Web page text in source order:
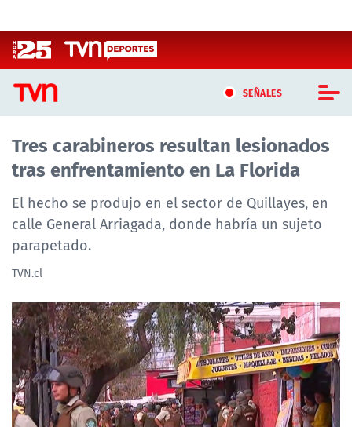
SEÑALES
CASTING MASTERCHEF CHILE
CASTING TVN VERTICAL
TVN VERTICAL
TVN PLAY
TELESERIES
NTV
ACTUALIDAD Y TENDENCIAS
Tres carabineros resultan lesionados
tras enfrentamiento en La Florida
El hecho se produjo en el sector de Quillayes, en
calle General Arriagada, donde habría un sujeto
parapetado.
TVN.cl